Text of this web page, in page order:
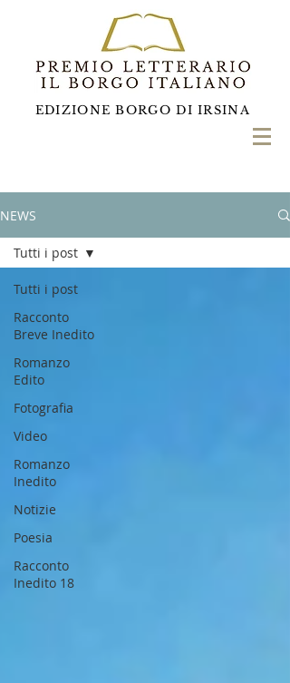
EDIZIONE BORGO DI IRSINA
NEWS
Tutti i post
Racconto
Breve Inedito
Romanzo
Edito
Fotografia
Video
Romanzo
Inedito
Notizie
Poesia
Racconto
Inedito 18
Tutti i post